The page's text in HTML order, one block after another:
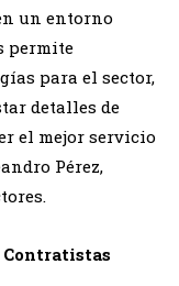
un entorno
permite
para el sector,
detalles de
el mejor servicio
Pérez,